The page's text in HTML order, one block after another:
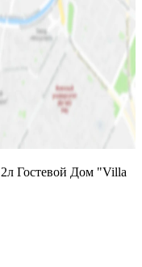
Гостевой Дом "Villa